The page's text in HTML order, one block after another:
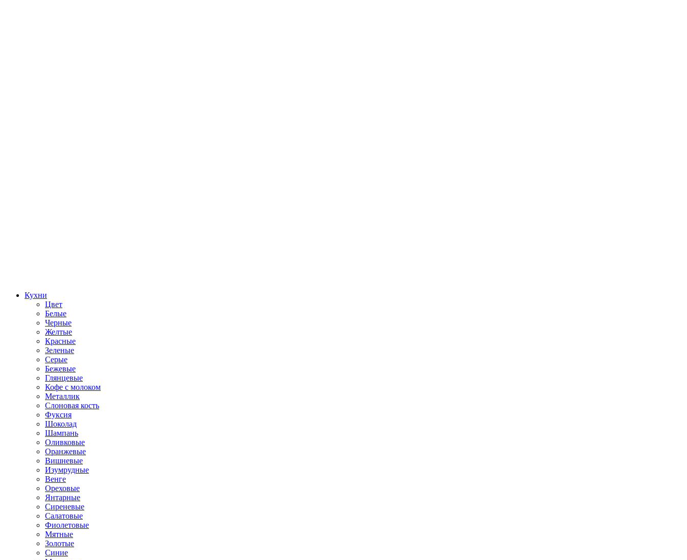
Кухни
Цвет
Белые
Черные
Желтые
Красные
Зеленые
Серые
Бежевые
Глянцевые
Кофе с молоком
Металлик
Слоновая кость
Фуксия
Шоколад
Шампань
Оливковые
Оранжевые
Вишневые
Изумрудные
Венге
Ореховые
Янтарные
Сиреневые
Салатовые
Фиолетовые
Мятные
Золотые
Синие